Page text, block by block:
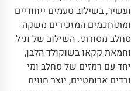
ועשיר, בשילוב טעמים ייחודיים
ומתוחכמים המזכירים משקה
סחלב מסורתי. השילוב של וניל
וחמאת קקאו בשוקולד הלבן,
יחד עם רמזים של סחלב ומי
ורדים ארומטיים, יוצר חווית